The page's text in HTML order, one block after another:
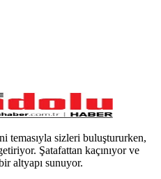
temasıyla sizleri buluştururken,
Şatafattan kaçınıyor ve
altyapı sunuyor.